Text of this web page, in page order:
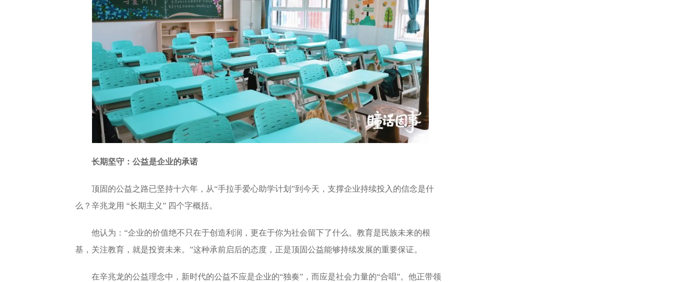
长期坚守：公益是企业的承诺
顶固的公益之路已坚持十六年，从“手拉手爱心助学计划”到今天，支撑企业持续投入的信念是什
么？辛兆龙用 “长期主义” 四个字概括。
他认为：“企业的价值绝不只在于创造利润，更在于你为社会留下了什么。教育是民族未来的根
基，关注教育，就是投资未来。”这种承前启后的态度，正是顶固公益能够持续发展的重要保证。
在辛兆龙的公益理念中，新时代的公益不应是企业的“独奏”，而应是社会力量的“合唱”。他正带领